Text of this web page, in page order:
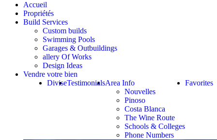
Accueil
Propriétés
Build Services
Custom builds
Swimming Pools
Garages & Outbuildings
allery Of Works
Design Ideas
Vendre votre bien
Favorites
Area Info
Nouvelles
Pinoso
Costa Blanca
The Wine Route
Schools & Colleges
Phone Numbers
Testimonials
Divise